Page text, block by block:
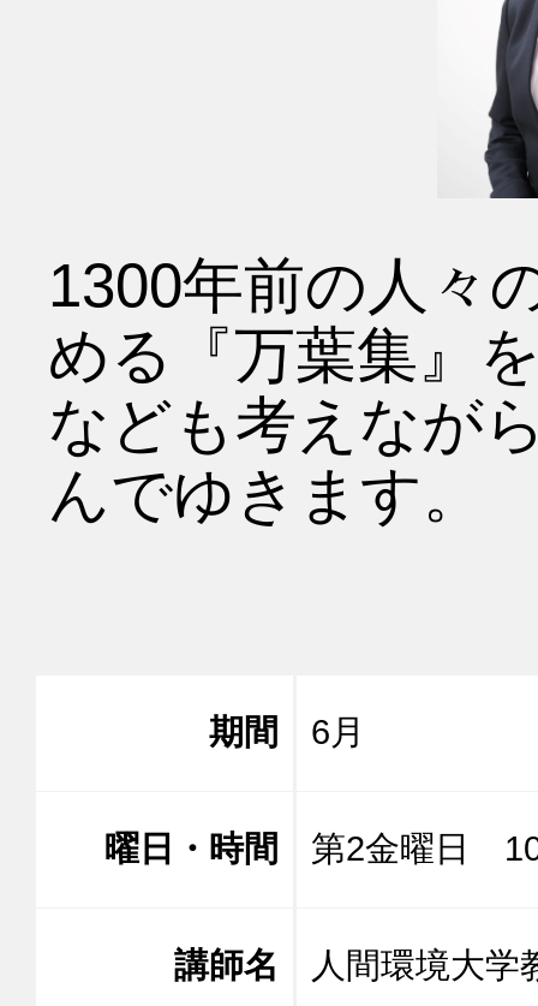
1300年前の人々
める『万葉集』
なども考えなが
んでゆきます。
期間 6月
曜日・時間 第2金曜日
講師名 人間環境